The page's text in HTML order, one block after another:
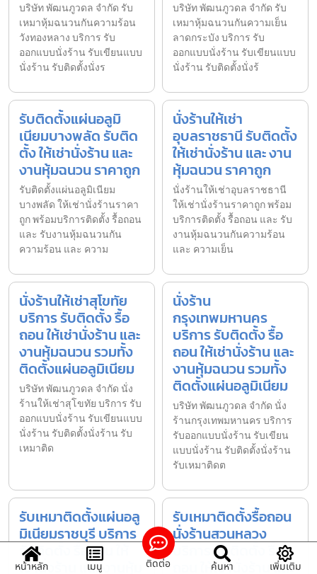
บริษัท พัฒนภูวดล จำกัด รับ
เหมาหุ้มฉนวนกันความร้อน
วังทองหลาง บริการ รับ
ออกแบบนั่งร้าน รับเขียนแบบ
นั่งร้าน รับติดตั้งนั่งร
บริษัท พัฒนภูวดล จำกัด รับ
เหมาหุ้มฉนวนกันความเย็น
ลาดกระบัง บริการ รับ
ออกแบบนั่งร้าน รับเขียนแบบ
นั่งร้าน รับติดตั้งนั่งร้
รับติดตั้งแผ่นอลูมิ
เนียมบางพลัด รับติด
ตั้ง ให้เช่านั่งร้าน และ
งานหุ้มฉนวน ราคาถูก
รับติดตั้งแผ่นอลูมิเนียม
บางพลัด ให้เช่านั่งร้านราคา
ถูก พร้อมบริการติดตั้ง รื้อถอน
และ รับงานหุ้มฉนวนกัน
ความร้อน และ ความ
นั่งร้านให้เช่า
อุบลราชธานี รับติดตั้ง
ให้เช่านั่งร้าน และ งาน
หุ้มฉนวน ราคาถูก
นั่งร้านให้เช่าอุบลราชธานี
ให้เช่านั่งร้านราคาถูก พร้อม
บริการติดตั้ง รื้อถอน และ รับ
งานหุ้มฉนวนกันความร้อน
และ ความเย็น
นั่งร้านให้เช่าสุโขทัย
บริการ รับติดตั้ง รื้อ
ถอน ให้เช่านั่งร้าน และ
งานหุ้มฉนวน รวมทั้ง
ติดตั้งแผ่นอลูมิเนียม
บริษัท พัฒนภูวดล จำกัด นั่ง
ร้านให้เช่าสุโขทัย บริการ รับ
ออกแบบนั่งร้าน รับเขียนแบบ
นั่งร้าน รับติดตั้งนั่งร้าน รับ
เหมาติด
นั่งร้าน
กรุงเทพมหานคร
บริการ รับติดตั้ง รื้อ
ถอน ให้เช่านั่งร้าน และ
งานหุ้มฉนวน รวมทั้ง
ติดตั้งแผ่นอลูมิเนียม
บริษัท พัฒนภูวดล จำกัด นั่ง
ร้านกรุงเทพมหานคร บริการ
รับออกแบบนั่งร้าน รับเขียน
แบบนั่งร้าน รับติดตั้งนั่งร้าน
รับเหมาติดต
รับเหมาติดตั้งแผ่นอลู
มิเนียมราชบุรี บริการ
รับติดตั้ง รื้อถอน ให้
เช่านั่งร้าน และ งานหุ้ม
รับเหมาติดตั้งรื้อถอน
นั่งร้านสวนหลวง
บริการ รับติดตั้ง รื้อ
ถอน ให้เช่านั่งร้าน และ
หน้าหลัก เมนู ติดต่อ ค้นหา เพิ่มเติม